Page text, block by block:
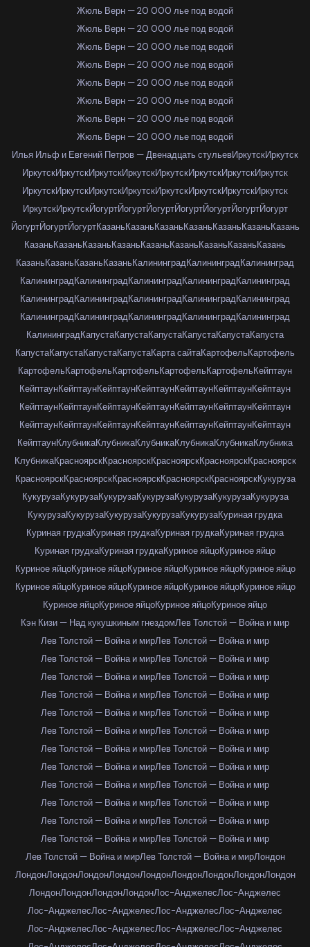
Жюль Верн — 20 000 лье под водой
Жюль Верн — 20 000 лье под водой
Жюль Верн — 20 000 лье под водой
Жюль Верн — 20 000 лье под водой
Жюль Верн — 20 000 лье под водой
Жюль Верн — 20 000 лье под водой
Жюль Верн — 20 000 лье под водой
Жюль Верн — 20 000 лье под водой
Илья Ильф и Евгений Петров — Двенадцать стульевИркутскИркутск
ИркутскИркутскИркутскИркутскИркутскИркутскИркутскИркутск
ИркутскИркутскИркутскИркутскИркутскИркутскИркутскИркутск
ИркутскИркутскЙогуртЙогуртЙогуртЙогуртЙогуртЙогуртЙогурт
ЙогуртЙогуртЙогуртКазаньКазаньКазаньКазаньКазаньКазаньКазань
КазаньКазаньКазаньКазаньКазаньКазаньКазаньКазаньКазань
КазаньКазаньКазаньКазаньКалининградКалининградКалининград
КалининградКалининградКалининградКалининградКалининград
КалининградКалининградКалининградКалининградКалининград
КалининградКалининградКалининградКалининградКалининград
КалининградКапустаКапустаКапустаКапустаКапустаКапуста
КапустаКапустаКапустаКапустаКарта сайтаКартофельКартофель
КартофельКартофельКартофельКартофельКартофельКейптаун
КейптаунКейптаунКейптаунКейптаунКейптаунКейптаунКейптаун
КейптаунКейптаунКейптаунКейптаунКейптаунКейптаунКейптаун
КейптаунКейптаунКейптаунКейптаунКейптаунКейптаунКейптаун
КейптаунКлубникаКлубникаКлубникаКлубникаКлубникаКлубника
КлубникаКрасноярскКрасноярскКрасноярскКрасноярскКрасноярск
КрасноярскКрасноярскКрасноярскКрасноярскКрасноярскКукуруза
КукурузаКукурузаКукурузаКукурузаКукурузаКукурузаКукуруза
КукурузаКукурузаКукурузаКукурузаКукурузаКуриная грудка
Куриная грудкаКуриная грудкаКуриная грудкаКуриная грудка
Куриная грудкаКуриная грудкаКуриное яйцоКуриное яйцо
Куриное яйцоКуриное яйцоКуриное яйцоКуриное яйцоКуриное яйцо
Куриное яйцоКуриное яйцоКуриное яйцоКуриное яйцоКуриное яйцо
Куриное яйцоКуриное яйцоКуриное яйцоКуриное яйцо
Кэн Кизи — Над кукушкиным гнездомЛев Толстой — Война и мир
Лев Толстой — Война и мирЛев Толстой — Война и мир
Лев Толстой — Война и мирЛев Толстой — Война и мир
Лев Толстой — Война и мирЛев Толстой — Война и мир
Лев Толстой — Война и мирЛев Толстой — Война и мир
Лев Толстой — Война и мирЛев Толстой — Война и мир
Лев Толстой — Война и мирЛев Толстой — Война и мир
Лев Толстой — Война и мирЛев Толстой — Война и мир
Лев Толстой — Война и мирЛев Толстой — Война и мир
Лев Толстой — Война и мирЛев Толстой — Война и мир
Лев Толстой — Война и мирЛев Толстой — Война и мир
Лев Толстой — Война и мирЛев Толстой — Война и мир
Лев Толстой — Война и мирЛев Толстой — Война и мир
Лев Толстой — Война и мирЛев Толстой — Война и мирЛондон
ЛондонЛондонЛондонЛондонЛондонЛондонЛондонЛондонЛондон
ЛондонЛондонЛондонЛондонЛос-АнджелесЛос-Анджелес
Лос-АнджелесЛос-АнджелесЛос-АнджелесЛос-Анджелес
Лос-АнджелесЛос-АнджелесЛос-АнджелесЛос-Анджелес